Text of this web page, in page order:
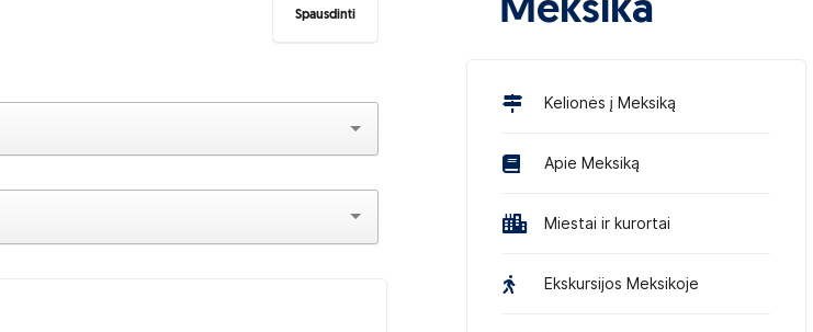
Spausdinti Meksika
Kelionės į Meksiką
Apie Meksiką
Miestai ir kurortai
Ekskursijos Meksikoje